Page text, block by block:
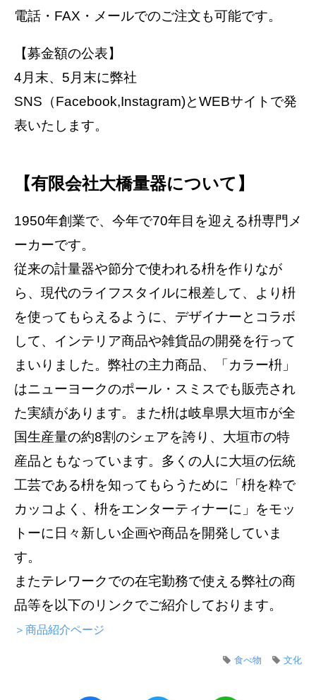
電話・FAX・メールでのご注文も可能です。
【募金額の公表】
4月末、5月末に弊社
SNS（Facebook,Instagram)とWEBサイトで発
表いたします。
【有限会社大橋量器について】
1950年創業で、今年で70年目を迎える枡専門メ
ーカーです。
従来の計量器や節分で使われる枡を作りなが
ら、現代のライフスタイルに根差して、より枡
を使ってもらえるように、デザイナーとコラボ
して、インテリア商品や雑貨品の開発を行って
まいりました。弊社の主力商品、「カラー枡」
はニューヨークのポール・スミスでも販売され
た実績があります。また枡は岐阜県大垣市が全
国生産量の約8割のシェアを誇り、大垣市の特
産品ともなっています。多くの人に大垣の伝統
工芸である枡を知ってもらうために「枡を粋で
カッコよく、枡をエンターティナーに」をモッ
トーに日々新しい企画や商品を開発していま
す。
またテレワークでの在宅勤務で使える弊社の商
品等を以下のリンクでご紹介しております。
＞商品紹介ページ
文化
食べ物